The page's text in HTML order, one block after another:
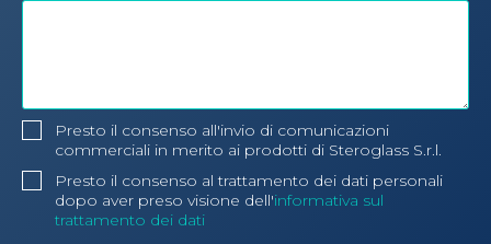
Presto il consenso all'invio di comunicazioni
commerciali in merito ai prodotti di Steroglass S.r.l.
Presto il consenso al trattamento dei dati personali
dopo aver preso visione dell'informativa sul
trattamento dei dati